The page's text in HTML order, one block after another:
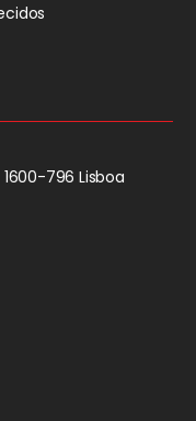
1600-796 Lisboa